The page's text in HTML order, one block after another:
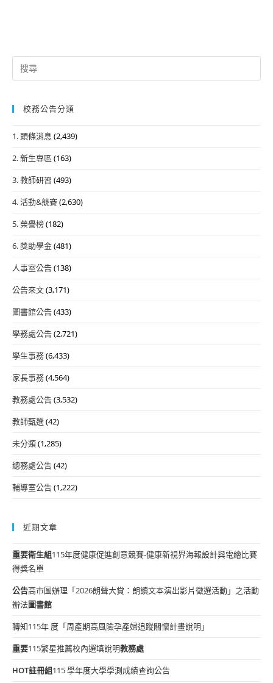
Search
for:
校務公告分類
1. 頭條消息 (2,439)
2. 新生專區 (163)
3. 教師研習 (493)
4. 活動&競賽(2,630)
5. 榮譽榜(182)
6. 獎助學金(481)
人事室公告(138)
公告來文(3,171)
圖書館公告(433)
學務處公告(2,721)
學生事務(6,433)
家長事務(4,564)
教務處公告(3,532)
教師甄選(42)
未分類(1,285)
總務處公告(42)
輔導室公告(1,222)
近期文章
重要衛生組115年度健康促進創意競賽-健康新視界海報設計與電繪比賽
得獎名單
公告高市圖辦理「2026朗聲大賞：朗讀文本演出影片徵選活動」之活動
辦法圖書館
轉知115年 度「周產期高風險孕產婦追蹤關懷計畫說明」
重要115繁星推薦校內選填說明教務處
HOT註冊組115 學年度大學學測成績查詢公告